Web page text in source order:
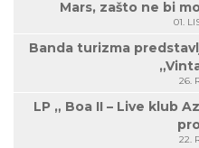
Mars, zašto ne bi
01.
Banda turizma
26.
LP „ Boa II – Live klub
22.